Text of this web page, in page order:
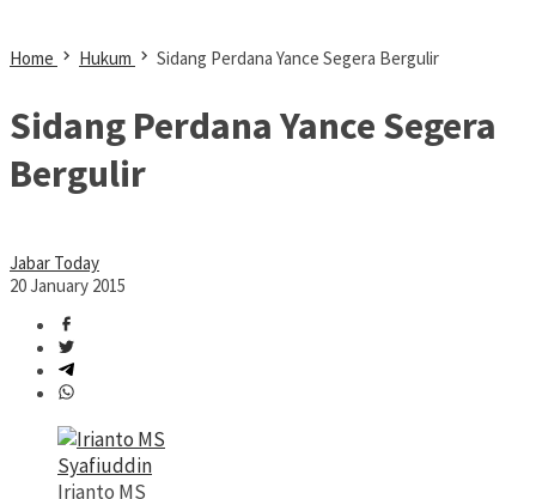
Home Hukum Sidang Perdana Yance Segera Bergulir
Sidang Perdana Yance Segera
Bergulir
Jabar Today
20 January 2015
Irianto MS